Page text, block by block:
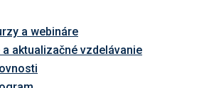
a webináre
a aktualizačné vzdelávanie